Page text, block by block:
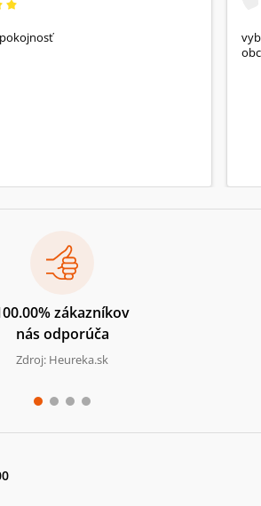
zákazníkov
nás odporúča
Zdroj: Heureka.sk